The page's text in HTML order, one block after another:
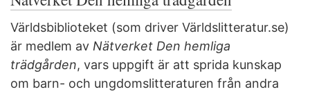
Världsbiblioteket (som driver Världslitteratur.se)
är medlem av Nätverket Den hemliga
trädgården, vars uppgift är att sprida kunskap
om barn- och ungdomslitteraturen från andra